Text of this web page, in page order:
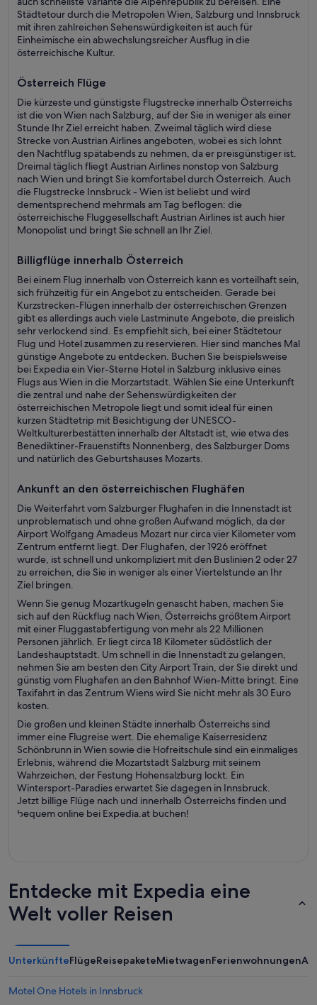
Städtetour durch die Metropolen Wien, Salzburg und Innsbruck
mit ihren zahlreichen Sehenswürdigkeiten ist auch für
Einheimische ein abwechslungsreicher Ausflug in die
österreichische Kultur.
Österreich Flüge
Die kürzeste und günstigste Flugstrecke innerhalb Österreichs
ist die von Wien nach Salzburg, auf der Sie in weniger als einer
Stunde Ihr Ziel erreicht haben. Zweimal täglich wird diese
Strecke von Austrian Airlines angeboten, wobei es sich lohnt
den Nachtflug spätabends zu nehmen, da er preisgünstiger ist.
Dreimal täglich fliegt Austrian Airlines nonstop von Salzburg
nach Wien und bringt Sie komfortabel durch Österreich. Auch
die Flugstrecke Innsbruck - Wien ist beliebt und wird
dementsprechend mehrmals am Tag beflogen: die
österreichische Fluggesellschaft Austrian Airlines ist auch hier
Monopolist und bringt Sie schnell an Ihr Ziel.
Billigflüge innerhalb Österreich
Bei einem Flug innerhalb von Österreich kann es vorteilhaft sein,
sich frühzeitig für ein Angebot zu entscheiden. Gerade bei
Kurzstrecken-Flügen innerhalb der österreichischen Grenzen
gibt es allerdings auch viele Lastminute Angebote, die preislich
sehr verlockend sind. Es empfiehlt sich, bei einer Städtetour
Flug und Hotel zusammen zu reservieren. Hier sind manches Mal
günstige Angebote zu entdecken. Buchen Sie beispielsweise
bei Expedia ein Vier-Sterne Hotel in Salzburg inklusive eines
Flugs aus Wien in die Morzartstadt. Wählen Sie eine Unterkunft
die zentral und nahe der Sehenswürdigkeiten der
österreichischen Metropole liegt und somit ideal für einen
kurzen Städtetrip mit Besichtigung der UNESCO-
Weltkulturerbestätten innerhalb der Altstadt ist, wie etwa des
Benediktiner-Frauenstifts Nonnenberg, des Salzburger Doms
und natürlich des Geburtshauses Mozarts.
Ankunft an den österreichischen Flughäfen
Die Weiterfahrt vom Salzburger Flughafen in die Innenstadt ist
unproblematisch und ohne großen Aufwand möglich, da der
Airport Wolfgang Amadeus Mozart nur circa vier Kilometer vom
Zentrum entfernt liegt. Der Flughafen, der 1926 eröffnet
wurde, ist schnell und unkompliziert mit den Buslinien 2 oder 27
zu erreichen, die Sie in weniger als einer Viertelstunde an Ihr
Ziel bringen.
Wenn Sie genug Mozartkugeln genascht haben, machen Sie
sich auf den Rückflug nach Wien, Österreichs größtem Airport
mit einer Fluggastabfertigung von mehr als 22 Millionen
Personen jährlich. Er liegt circa 18 Kilometer südöstlich der
Landeshauptstadt. Um schnell in die Innenstadt zu gelangen,
nehmen Sie am besten den City Airport Train, der Sie direkt und
günstig vom Flughafen an den Bahnhof Wien-Mitte bringt. Eine
Taxifahrt in das Zentrum Wiens wird Sie nicht mehr als 30 Euro
kosten.
Die großen und kleinen Städte innerhalb Österreichs sind
immer eine Flugreise wert. Die ehemalige Kaiserresidenz
Schönbrunn in Wien sowie die Hofreitschule sind ein einmaliges
Erlebnis, während die Mozartstadt Salzburg mit seinem
Wahrzeichen, der Festung Hohensalzburg lockt. Ein
Wintersport-Paradies erwartet Sie dagegen in Innsbruck.
Jetzt billige Flüge nach und innerhalb Österreichs finden und
bequem online bei Expedia.at buchen!
Entdecke mit Expedia eine
Welt voller Reisen
UnterkünfteFlügeReisepaketeMietwagenFerienwohnungen
Motel One Hotels in Innsbruck